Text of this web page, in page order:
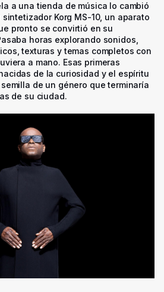
a una tienda de música lo cambió
Korg MS-10, un aparato
pronto se convirtió en su
horas explorando sonidos,
texturas y temas completos con
a mano. Esas primeras
de la curiosidad y el espíritu
de un género que terminaría
de su ciudad.